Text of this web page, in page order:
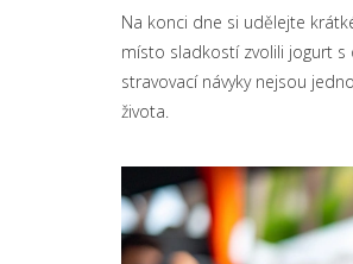
Na konci dne si udělejte
místo sladkostí zvolili jogurt
stravovací návyky nejsou
života.